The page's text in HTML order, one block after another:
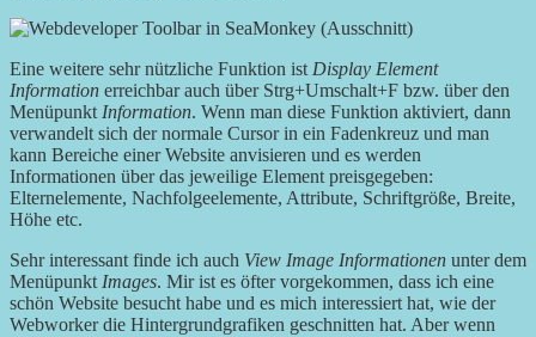
Eine weitere sehr nützliche Funktion ist Display Element
Information erreichbar auch über Strg+Umschalt+F bzw. über den
Menüpunkt Information. Wenn man diese Funktion aktiviert, dann
verwandelt sich der normale Cursor in ein Fadenkreuz und man
kann Bereiche einer Website anvisieren und es werden
Informationen über das jeweilige Element preisgegeben:
Elternelemente, Nachfolgeelemente, Attribute, Schriftgröße, Breite,
Höhe etc.
Sehr interessant finde ich auch View Image Informationen unter dem
Menüpunkt Images. Mir ist es öfter vorgekommen, dass ich eine
schön Website besucht habe und es mich interessiert hat, wie der
Webworker die Hintergrundgrafiken geschnitten hat. Aber wenn